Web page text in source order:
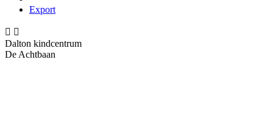
Export
 
Dalton kindcentrum
De Achtbaan